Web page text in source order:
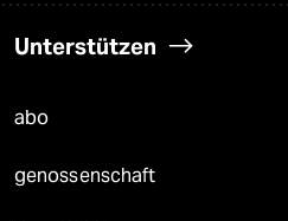
Unterstützen
abo
genossenschaft